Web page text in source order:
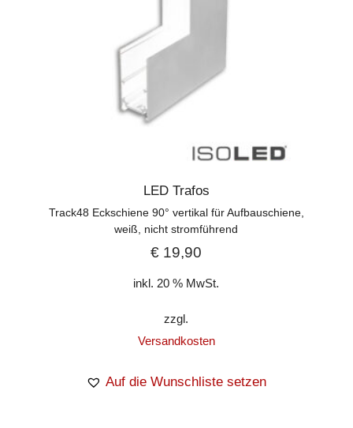
LED Trafos
Track48 Eckschiene 90° vertikal für Aufbauschiene,
weiß, nicht stromführend
€ 19,90
inkl. 20 % MwSt.
zzgl.
Versandkosten
Auf die Wunschliste setzen